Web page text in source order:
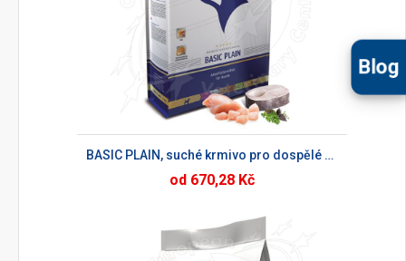
Blog
BASIC PLAIN, suché krmivo pro dospělé psy
od 670,28 Kč